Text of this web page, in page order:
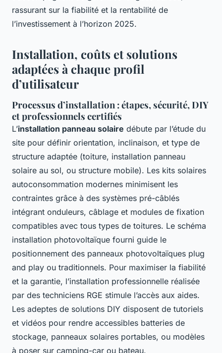
rassurant sur la fiabilité et la rentabilité de
l’investissement à l’horizon 2025.
Installation, coûts et solutions
adaptées à chaque profil
d’utilisateur
Processus d’installation : étapes, sécurité, DIY
et professionnels certifiés
L’installation panneau solaire débute par l’étude du
site pour définir orientation, inclinaison, et type de
structure adaptée (toiture, installation panneau
solaire au sol, ou structure mobile). Les kits solaires
autoconsommation modernes minimisent les
contraintes grâce à des systèmes pré-câblés
intégrant onduleurs, câblage et modules de fixation
compatibles avec tous types de toitures. Le schéma
installation photovoltaïque fourni guide le
positionnement des panneaux photovoltaïques plug
and play ou traditionnels. Pour maximiser la fiabilité
et la garantie, l’installation professionnelle réalisée
par des techniciens RGE stimule l’accès aux aides.
Les adeptes de solutions DIY disposent de tutoriels
et vidéos pour rendre accessibles batteries de
stockage, panneaux solaires portables, ou modèles
à poser sur camping-car ou bateau.